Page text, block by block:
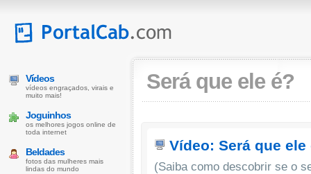
Será que ele é?
Vídeo: Será que ele
(Saiba como descobrir se o
Vídeos
vídeos engraçados, virais e
muito mais!
Joguinhos
os melhores jogos online de
toda internet
Beldades
fotos das mulheres mais
lindas do mundo